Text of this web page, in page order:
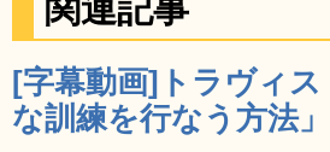
関連記事
[字幕動画]トラヴィ
な訓練を行なう方法